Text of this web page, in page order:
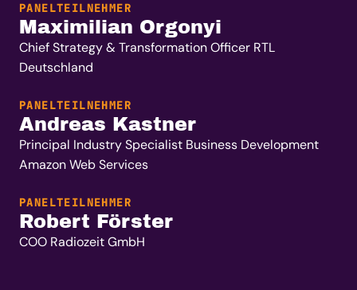
PANELTEILNEHMER
Maximilian Orgonyi
Chief Strategy & Transformation Officer RTL
Deutschland
PANELTEILNEHMER
Andreas Kastner
Principal Industry Specialist Business Development
Amazon Web Services
PANELTEILNEHMER
Robert Förster
COO Radiozeit GmbH